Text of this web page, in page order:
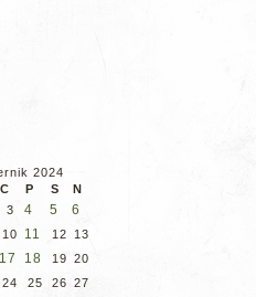
2024
C P S
N
3 4 5 6
10 11 12
13
17 18 19 20
24 25 26 27